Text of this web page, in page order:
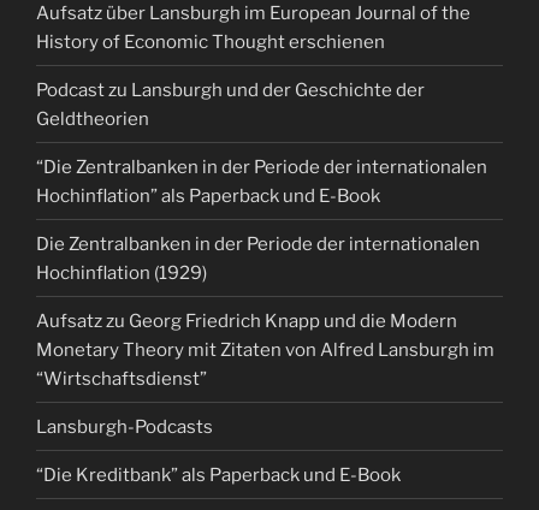
Aufsatz über Lansburgh im European Journal of the
History of Economic Thought erschienen
Podcast zu Lansburgh und der Geschichte der
Geldtheorien
“Die Zentralbanken in der Periode der internationalen
Hochinflation” als Paperback und E-Book
Die Zentralbanken in der Periode der internationalen
Hochinflation (1929)
Aufsatz zu Georg Friedrich Knapp und die Modern
Monetary Theory mit Zitaten von Alfred Lansburgh im
“Wirtschaftsdienst”
Lansburgh-Podcasts
“Die Kreditbank” als Paperback und E-Book